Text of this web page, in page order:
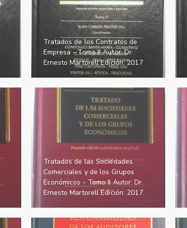
Tratados de los Contratos de
Empresa - Tomo II Autor: Dr.
Ernesto Martorell Edición: 2017
Tratados de las Sociedades
Comerciales y de los Grupos
Económicos - Tomo II Autor: Dr.
Ernesto Martorell Edición: 2017.